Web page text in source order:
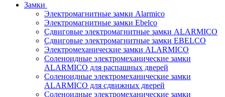
Замки
Электромагнитные замки Alarmico
Электромагнитные замки Ebelco
Сдвиговые электромагнитные замки ALARMICO
Сдвиговые электромагнитные замки EBELCO
Электромеханические замки ALARMICO
Соленоидные электромеханические замки
ALARMICO для распашных дверей
Соленоидные электромеханические замки
ALARMICO для сдвижных дверей
Соленоидные электромеханические замки